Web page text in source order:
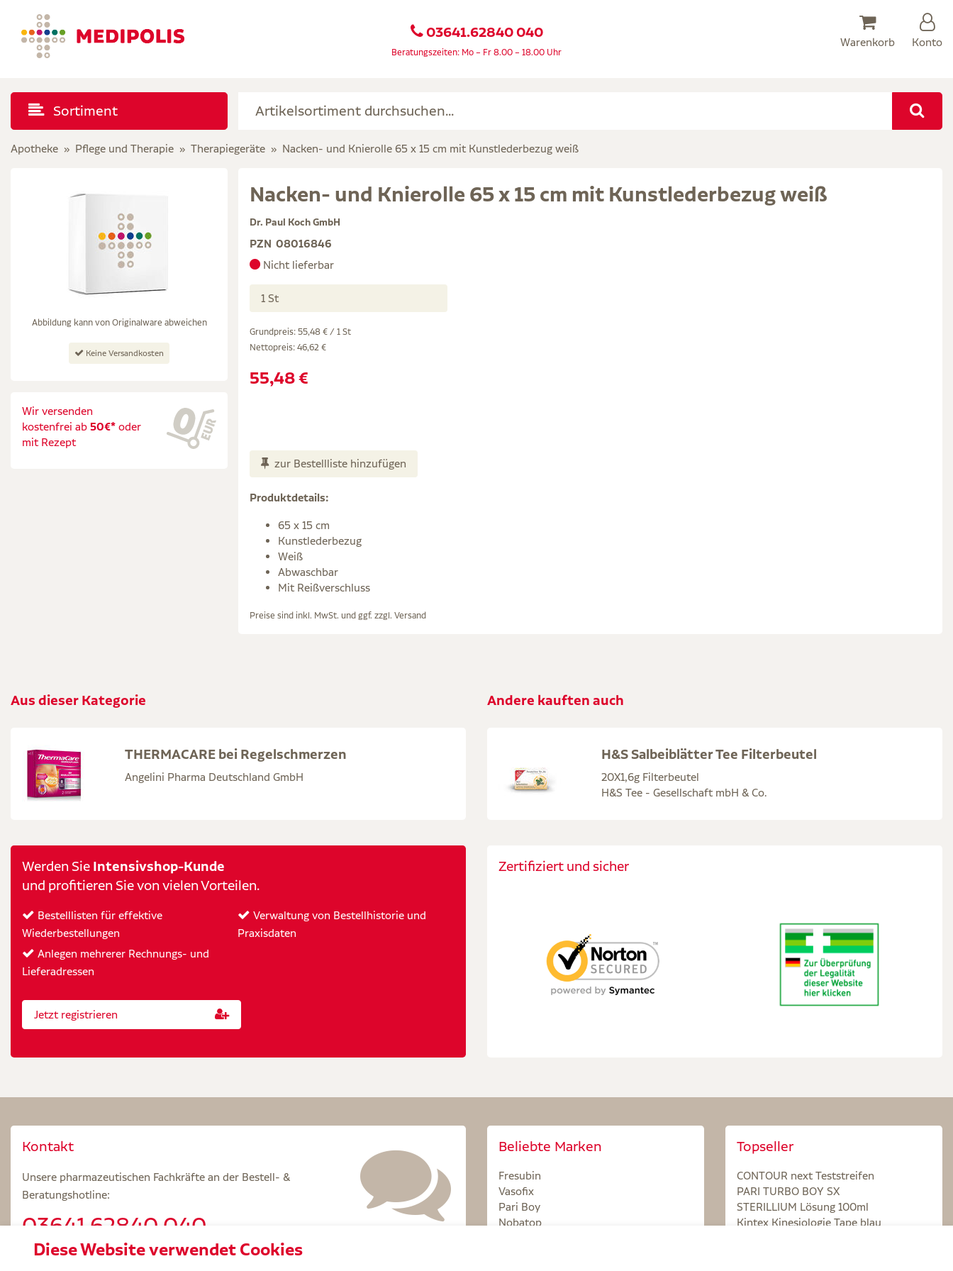
03641.62840 040
Beratungszeiten: Mo – Fr 8.00 – 18.00 Uhr
Warenkorb Konto
Sortiment
Apotheke Pflege und Therapie Therapiegeräte Nacken- und Knierolle 65 x 15 cm mit Kunstlederbezug weiß
Abbildung kann von Originalware abweichen
Keine Versandkosten
Wir versenden
kostenfrei ab 50€* oder
mit Rezept
Nacken- und Knierolle 65 x 15 cm mit Kunstlederbezug weiß
Dr. Paul Koch GmbH
PZN 08016846
Nicht lieferbar
1 St
Grundpreis: 55,48 € / 1 St
Nettopreis: 46,62 €
55,48 €
zur Bestellliste hinzufügen
Produktdetails:
65 x 15 cm
Kunstlederbezug
Weiß
Abwaschbar
Mit Reißverschluss
Preise sind inkl. MwSt. und ggf. zzgl. Versand
Aus dieser Kategorie
THERMACARE bei Regelschmerzen
Angelini Pharma Deutschland GmbH
Andere kauften auch
H&S Salbeiblätter Tee Filterbeutel
20X1,6g Filterbeutel
H&S Tee - Gesellschaft mbH & Co.
Werden Sie Intensivshop-Kunde
und profitieren Sie von vielen Vorteilen.
Bestelllisten für effektive
Wiederbestellungen
Anlegen mehrerer Rechnungs- und
Lieferadressen
Verwaltung von Bestellhistorie und
Praxisdaten
Jetzt registrieren
Zertifiziert und sicher
Kontakt
Unsere pharmazeutischen Fachkräfte an der Bestell- &
Beratungshotline:
03641.62840 040
Beratungszeiten: Mo – Fr 8.00 – 18.00 Uhr
Beliebte Marken
Fresubin
Vasofix
Pari Boy
Nobatop
Topseller
CONTOUR next Teststreifen
PARI TURBO BOY SX
STERILLIUM Lösung 100ml
Kintex Kinesiologie Tape blau
Diese Website verwendet Cookies